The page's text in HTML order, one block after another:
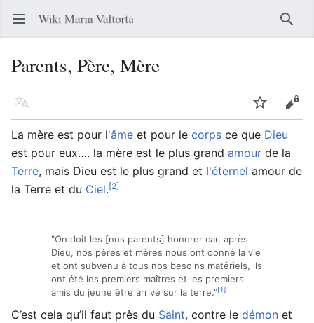
Ouvrir le menu principal
Parents, Père, Mère
Langue Suivre
La mère est pour l'âme et pour le corps ce que Dieu
est pour eux…. la mère est le plus grand amour de la
Terre, mais Dieu est le plus grand et l'éternel amour de
la Terre et du Ciel.[2]
"On doit les [nos parents] honorer car, après
Dieu, nos pères et mères nous ont donné la vie
et ont subvenu à tous nos besoins matériels, ils
ont été les premiers maîtres et les premiers
amis du jeune être arrivé sur la terre."[1]
C’est cela qu’il faut près du Saint, contre le démon et